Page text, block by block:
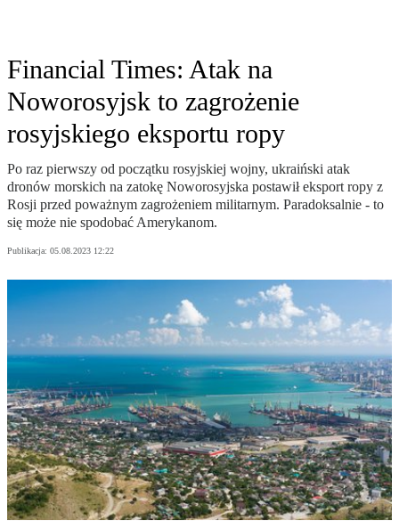
Financial Times: Atak na
Noworosyjsk to zagrożenie
rosyjskiego eksportu ropy
Po raz pierwszy od początku rosyjskiej wojny, ukraiński atak
dronów morskich na zatokę Noworosyjska postawił eksport ropy z
Rosji przed poważnym zagrożeniem militarnym. Paradoksalnie - to
się może nie spodobać Amerykanom.
Publikacja: 05.08.2023 12:22